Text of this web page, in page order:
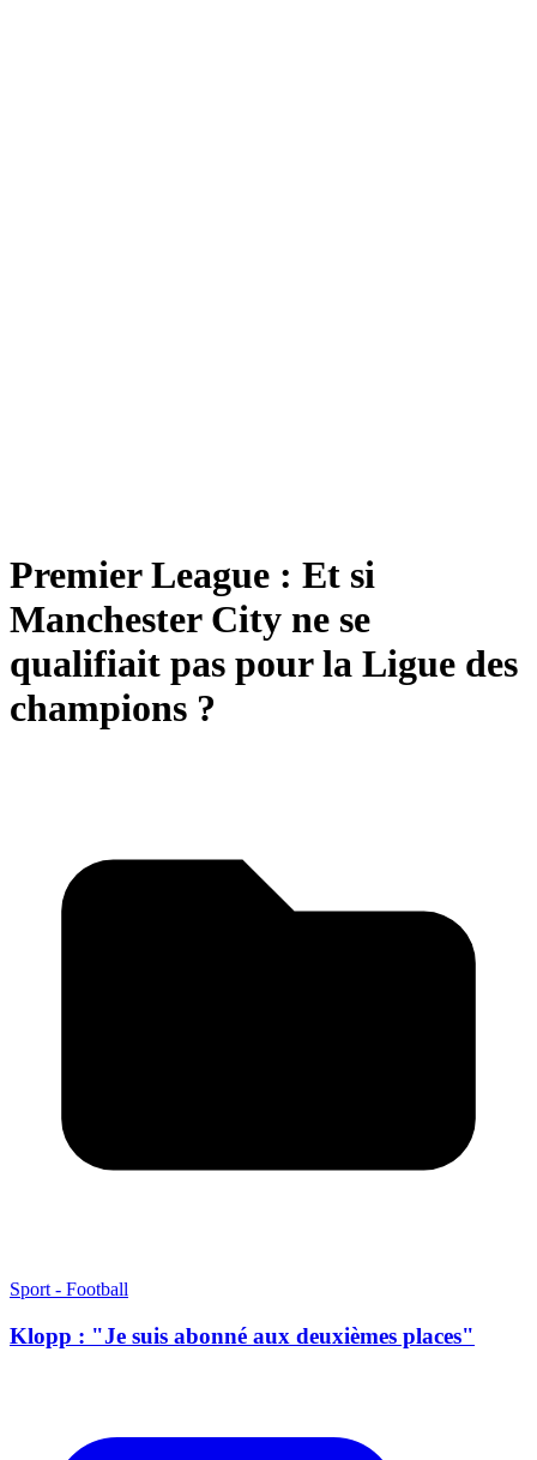
Premier League : Et si
Manchester City ne se
qualifiait pas pour la Ligue des
champions ?
Sport - Football
Klopp : "Je suis abonné aux deuxièmes places"